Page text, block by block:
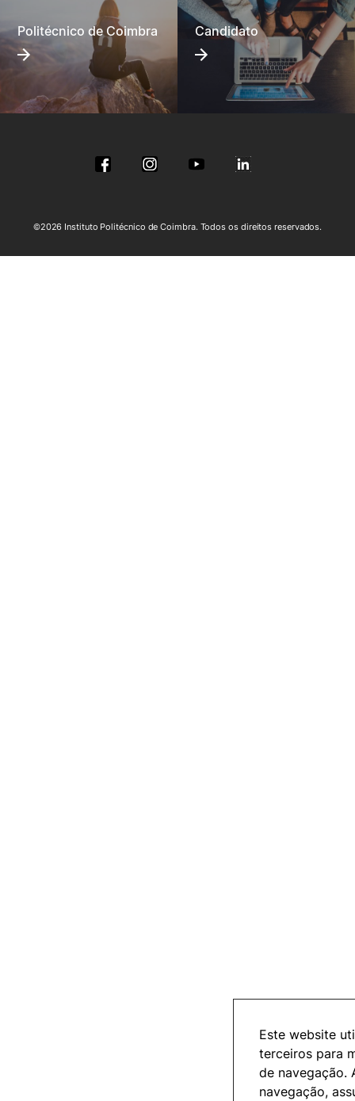
Este website
terceiros para
de navegação.
navegação,
Politécnico de Coimbra Candidato
©2026 Instituto Politécnico de Coimbra. Todos os direitos reservados.